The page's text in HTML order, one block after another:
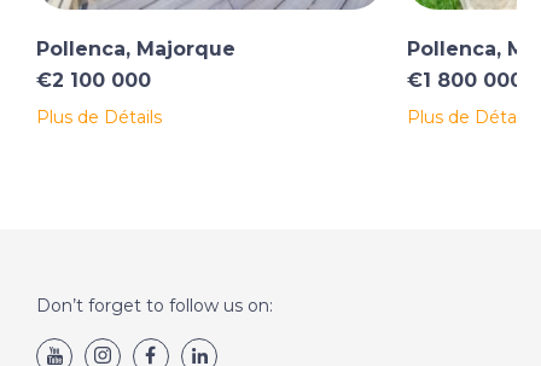
Pollenca, Majorque
€2 100 000
Plus de Détails
Pollenca,
€1 800 000
Plus de Détails
Don’t forget to follow us on: